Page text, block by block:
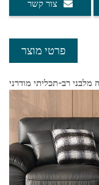
צור קשר
פרטי מוצר